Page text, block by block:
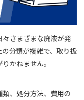
さまざまな廃液が発
分類が複雑で、取り扱
かねません。
、処分方法、費用の